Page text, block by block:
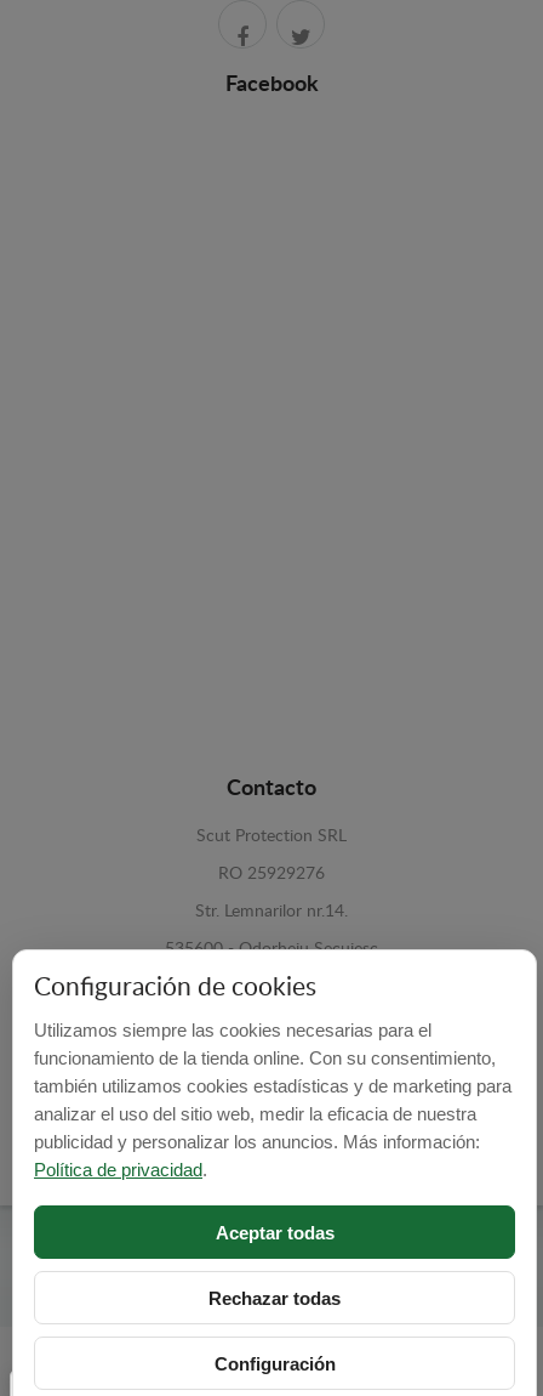
Facebook
Contacto
Scut Protection SRL
RO 25929276
Str. Lemnarilor nr.14.
535600 - Odorheiu Secuiesc
Harghita, Romania
E-mail: info@cubrecarter.com
Site: www.cubrecarter.com
Configuración de cookies
Utilizamos siempre las cookies necesarias para el
funcionamiento de la tienda online. Con su consentimiento,
también utilizamos cookies estadísticas y de marketing para
analizar el uso del sitio web, medir la eficacia de nuestra
publicidad y personalizar los anuncios. Más información:
Política de privacidad.
Aceptar todas
Rechazar todas
Configuración
Configuración de cookies